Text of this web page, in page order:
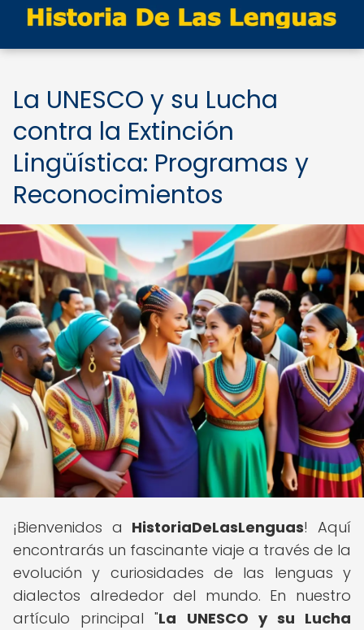
La UNESCO y su Lucha
contra la Extinción
Lingüística: Programas y
Reconocimientos
¡Bienvenidos a HistoriaDeLasLenguas! Aquí
encontrarás un fascinante viaje a través de la
evolución y curiosidades de las lenguas y
dialectos alrededor del mundo. En nuestro
artículo principal "La UNESCO y su Lucha